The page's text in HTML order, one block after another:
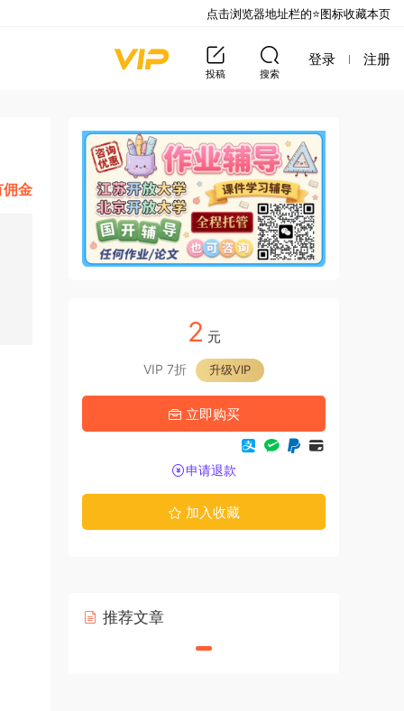
投稿 搜索
登录 注册
佣金
2 元
VIP 7折 升级VIP
立即购买
申请退款
加入收藏
推荐文章
点击浏览器地址栏的⭐图标收藏本页